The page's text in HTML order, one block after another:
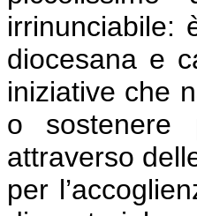
irrinunciabile:
diocesana e
iniziative che
o sostenere
attraverso
per